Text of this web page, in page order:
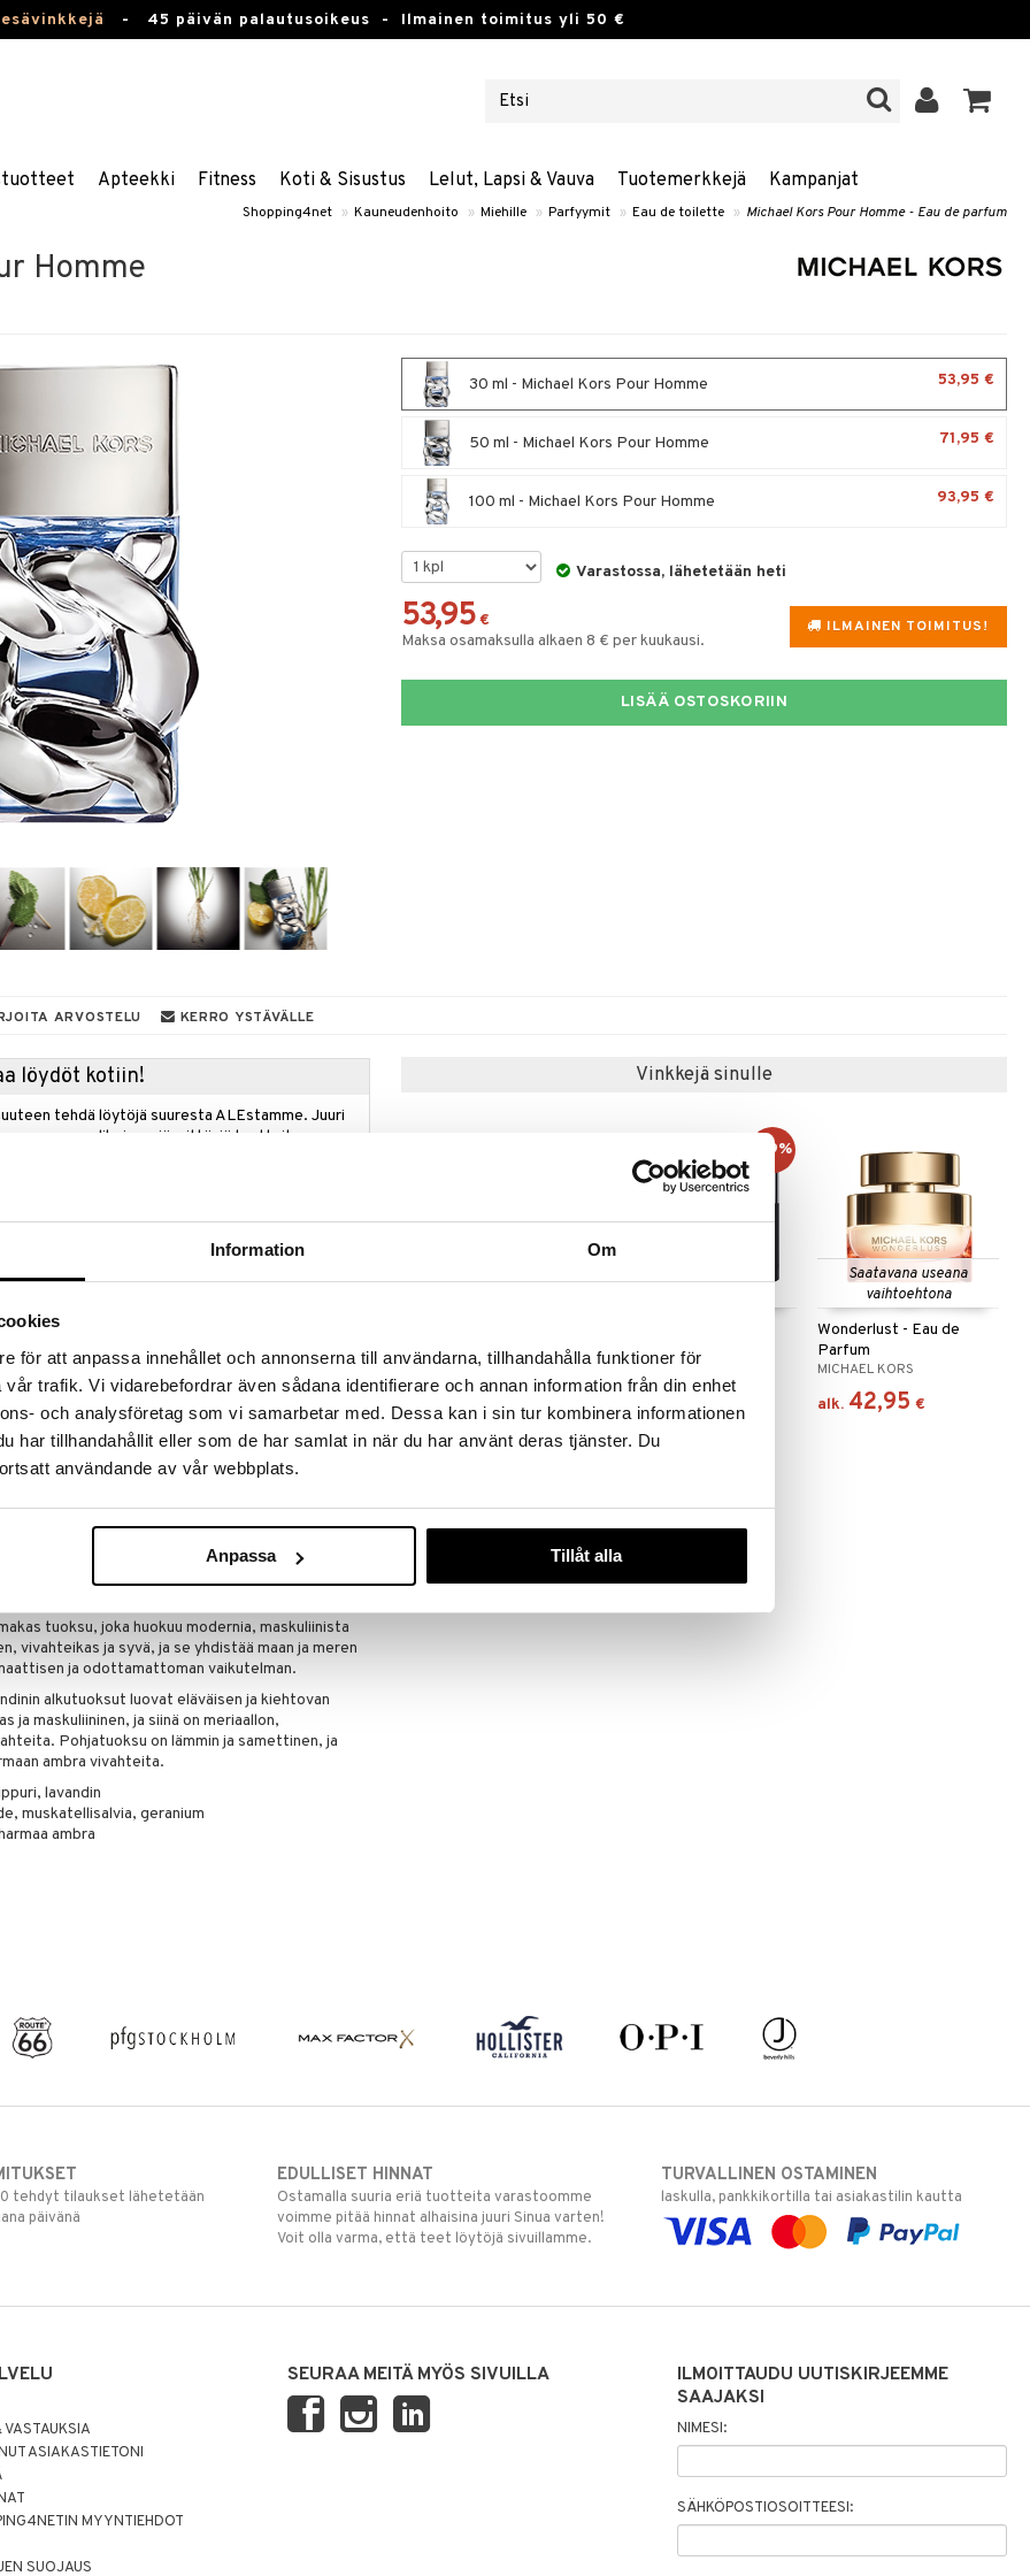
Information Om
för att anpassa innehållet och annonserna till användarna, tillhandahålla funktioner för
trafik. Vi vidarebefordrar även sådana identifierare och annan information från din enhet
och analysföretag som vi samarbetar med. Dessa kan i sin tur kombinera informationen
har tillhandahållit eller som de har samlat in när du har använt deras tjänster. Du
användande av vår webbplats.
Anpassa Tillåt alla
- 45 päivän palautusoikeus - Ilmainen toimitus yli 50 €
Apteekki Fitness Koti & Sisustus Lelut, Lapsi & Vauva Tuotemerkkejä Kampanjat
Shopping4net » Kauneudenhoito » Miehille » Parfyymit » Eau de toilette » Michael Kors Pour Homme - Eau de parfum
Homme
30 ml - Michael Kors Pour Homme 53,95 €
50 ml - Michael Kors Pour Homme 71,95 €
100 ml - Michael Kors Pour Homme 93,95 €
Varastossa, lähetetään heti
ILMAINEN TOIMITUS!
53,95 €
Maksa osamaksulla alkaen 8 € per kuukausi.
LISÄÄ OSTOSKORIIN
ARVOSTELU KERRO YSTÄVÄLLE
löydöt kotiin!
tehdä löytöjä suuresta ALEstamme. Juuri
suuren valikoiman jännittäviä tuotteita
ale-löydöt »
holder kaupan päälle
Korslta!
naisten tuoksu Michael Korslta ja saat
card holder kaupan päälle, arvo 18 eur.
cm
automaattisesti kassalle.
tuoksu, joka huokuu modernia, maskuliinista
vivahteikas ja syvä, ja se yhdistää maan ja meren
ja odottamattoman vaikutelman.
alkutuoksut luovat eläväisen ja kiehtovan
ja maskuliininen, ja siinä on meriaallon,
Pohjatuoksu on lämmin ja samettinen, ja
ambra vivahteita.
lavandin
muskatellisalvia, geranium
ambra
Vinkkejä sinulle
Femme - Eau de parfum
MICHAEL KORS
58,95
Homme - Deo Stick
MICHAEL KORS
24,95
-19%
Saatavana useana
vaihtoehtona
Wonderlust - Eau de
Parfum
MICHAEL KORS
alk. 42,95 €
tehdyt tilaukset lähetetään
päivänä
EDULLISET HINNAT
Ostamalla suuria eriä tuotteita varastoomme
voimme pitää hinnat alhaisina juuri Sinua varten!
Voit olla varma, että teet löytöjä sivuillamme.
TURVALLINEN OSTAMINEN
laskulla, pankkikortilla tai asiakastilin kautta
ASIAKASTIETONI
MYYNTIEHDOT
SUOJAUS
SEURAA MEITÄ MYÖS SIVUILLA
ILMOITTAUDU UUTISKIRJEEMME
SAAJAKSI
NIMESI:
SÄHKÖPOSTIOSOITTEESI: